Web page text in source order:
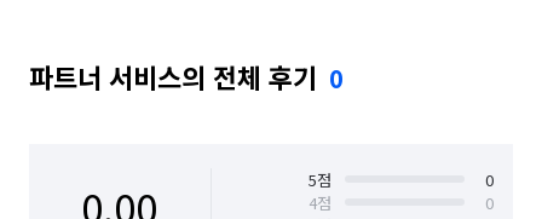
경북 칠곡군 경북 포항시 남구
파트너 서비스의 전체 후기 0
0.00 5점
0
4점
0